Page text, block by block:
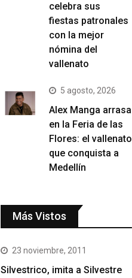
celebra sus
fiestas patronales
con la mejor
nómina del
vallenato
5 agosto, 2026
Alex Manga arrasa
en la Feria de las
Flores: el vallenato
que conquista a
Medellín
Más Vistos
23 noviembre, 2011
Silvestrico, imita a Silvestre